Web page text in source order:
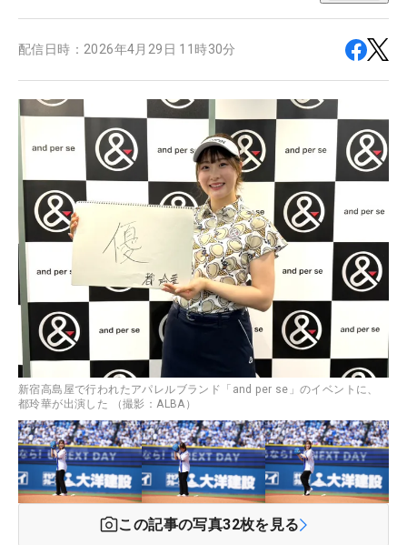
配信日時： 2026年4月29日 11時30分
新宿高島屋で行われたアパレルブランド「and per se」のイベントに、
都玲華が出演した （撮影：ALBA）
この記事の写真32枚を見る